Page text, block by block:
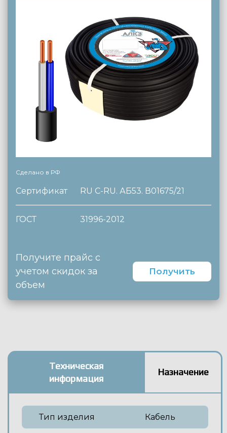
Сделано в РФ
Сертификат RU C-RU. АБ53. В01675/21
ГОСТ 31996-2012
Получите прайс с
учетом скидок за
объем
Получить
Техническая
информация
Назначение
Тип изделия Кабель